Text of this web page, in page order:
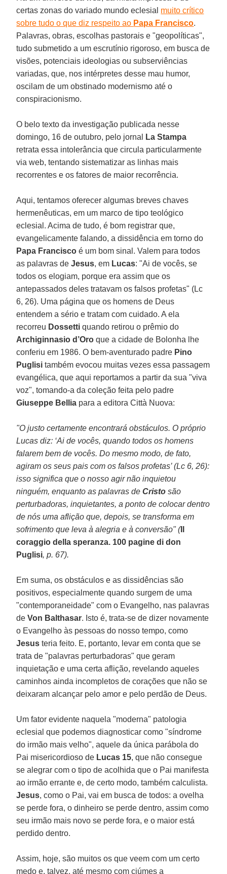
certas zonas do variado mundo eclesial muito crítico
sobre tudo o que diz respeito ao Papa Francisco.
Palavras, obras, escolhas pastorais e "geopolíticas",
tudo submetido a um escrutínio rigoroso, em busca de
visões, potenciais ideologias ou subserviências
variadas, que, nos intérpretes desse mau humor,
oscilam de um obstinado modernismo até o
conspiracionismo.
O belo texto da investigação publicada nesse
domingo, 16 de outubro, pelo jornal
La Stampa
retrata essa intolerância que circula particularmente
via web, tentando sistematizar as linhas mais
recorrentes e os fatores de maior recorrência.
Aqui, tentamos oferecer algumas breves chaves
hermenêuticas, em um marco de tipo teológico
eclesial. Acima de tudo, é bom registrar que,
evangelicamente falando, a dissidência em torno do
Papa Francisco é um bom sinal. Valem para todos
as palavras deJesus, em Lucas: "Ai de vocês, se
todos os elogiam, porque era assim que os
antepassados deles tratavam os falsos profetas" (Lc
6, 26). Uma página que os homens de Deus
entendem a sério e tratam com cuidado. A ela
recorreu Dossetti quando retirou o prêmio do
Archiginnasio d’Oro que a cidade de Bolonha lhe
conferiu em 1986. O bem-aventurado padre Pino
Puglisi também evocou muitas vezes essa passagem
evangélica, que aqui reportamos a partir da sua "viva
voz", tomando-a da coleção feita pelo padre
Giuseppe Bellia para a editora Città Nuova:
"O justo certamente encontrará obstáculos. O próprio
Lucas diz: ‘Ai de vocês, quando todos os homens
falarem bem de vocês. Do mesmo modo, de fato,
agiram os seus pais com os falsos profetas’ (Lc 6, 26):
isso significa que o nosso agir não inquietou
ninguém, enquanto as palavras deCristo são
perturbadoras, inquietantes, a ponto de colocar dentro
de nós uma aflição que, depois, se transforma em
sofrimento que leva à alegria e à conversão" (Il
coraggio della speranza. 100 pagine di don
Puglisi, p. 67).
Em suma, os obstáculos e as dissidências são
positivos, especialmente quando surgem de uma
"contemporaneidade" com o Evangelho, nas palavras
deVon Balthasar. Isto é, trata-se de dizer novamente
o Evangelho às pessoas do nosso tempo, como
Jesus teria feito. E, portanto, levar em conta que se
trata de "palavras perturbadoras" que geram
inquietação e uma certa aflição, revelando aqueles
caminhos ainda incompletos de corações que não se
deixaram alcançar pelo amor e pelo perdão de Deus.
Um fator evidente naquela "moderna" patologia
eclesial que podemos diagnosticar como "síndrome
do irmão mais velho", aquele da única parábola do
Pai misericordioso de Lucas 15, que não consegue
se alegrar com o tipo de acolhida que o Pai manifesta
ao irmão errante e, de certo modo, também calculista.
Jesus, como o Pai, vai em busca de todos: a ovelha
se perde fora, o dinheiro se perde dentro, assim como
seu irmão mais novo se perde fora, e o maior está
perdido dentro.
Assim, hoje, são muitos os que veem com um certo
medo e, talvez, até mesmo com ciúmes a